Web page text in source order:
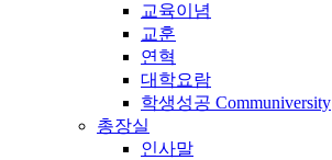
교육이념
교훈
연혁
대학요람
학생성공 Communiversity
총장실
인사말